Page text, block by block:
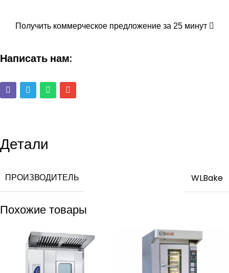
Получить коммерческое предложение за 25 минут
Написать нам:
Детали
ПРОИЗВОДИТЕЛЬ WLBake
Похожие товары